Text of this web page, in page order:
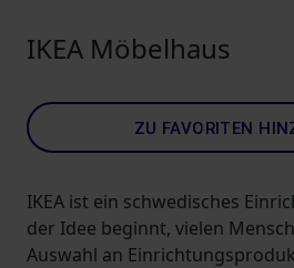
IKEA Möbelhaus
ZU FAVORITEN
IKEA ist ein schwedisches
der Idee beginnt, vielen
Auswahl an